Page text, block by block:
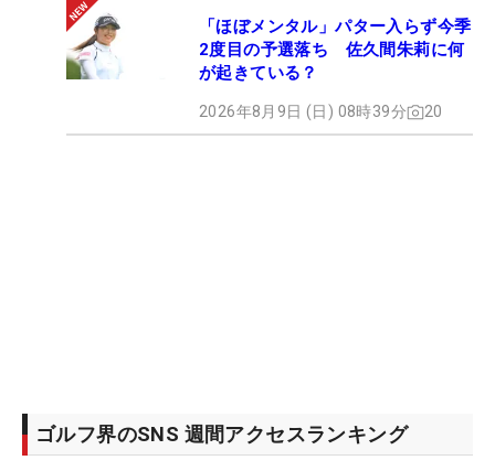
「ほぼメンタル」パター入らず今季
2度目の予選落ち 佐久間朱莉に何
が起きている？
2026年8月9日 (日) 08時39分 20
ゴルフ界のSNS 週間アクセスランキング